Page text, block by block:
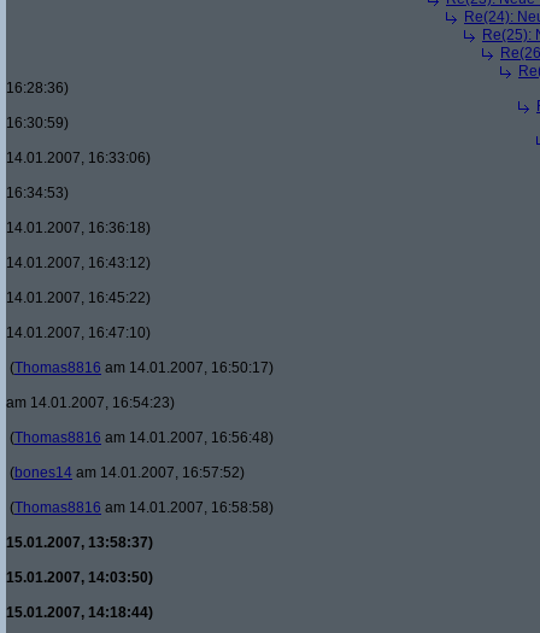
Re(24):
Re(25):
16:28:36)
16:30:59)
14.01.2007, 16:33:06)
16:34:53)
14.01.2007, 16:36:18)
14.01.2007, 16:43:12)
14.01.2007, 16:45:22)
14.01.2007, 16:47:10)
(Thomas8816 am 14.01.2007, 16:50:17)
am 14.01.2007, 16:54:23)
(Thomas8816 am 14.01.2007, 16:56:48)
(bones14 am 14.01.2007, 16:57:52)
(Thomas8816 am 14.01.2007, 16:58:58)
15.01.2007, 13:58:37)
15.01.2007, 14:03:50)
15.01.2007, 14:18:44)